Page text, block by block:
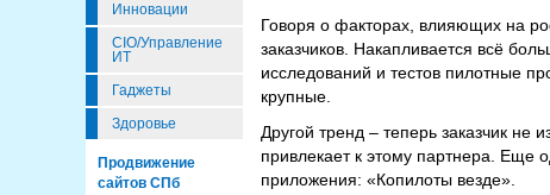
Инновации
CIO/Управление
ИТ
Гаджеты
Здоровье
Продвижение
сайтов СПб
Говоря о факторах, влияющих на
заказчиков. Накапливается всё
исследований и тестов пилотные
крупные.
Другой тренд – теперь заказчик
привлекает к этому партнера. Еще
приложения: «Копилоты везде».